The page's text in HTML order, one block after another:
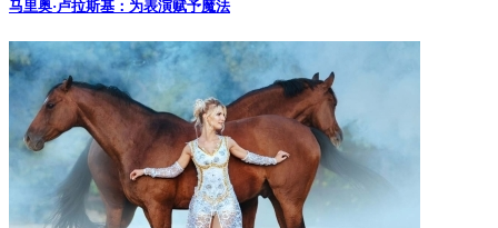
马里奥·卢拉斯基：为表演赋予魔法